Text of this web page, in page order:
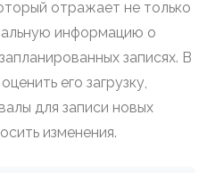
отражает не только
информацию о
записях. В
его загрузку,
для записи новых
изменения.